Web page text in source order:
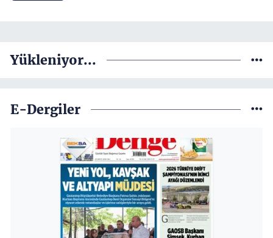
Yükleniyor...
E-Dergiler